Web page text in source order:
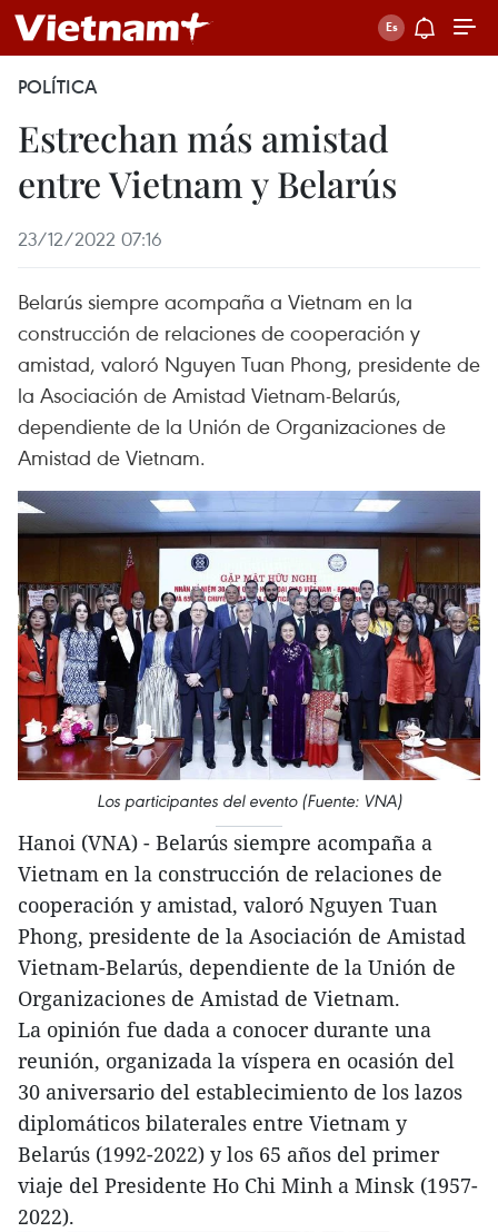
POLÍTICA
Estrechan más amistad
entre Vietnam y Belarús
23/12/2022 07:16
Belarús siempre acompaña a Vietnam en la
construcción de relaciones de cooperación y
amistad, valoró Nguyen Tuan Phong, presidente de
la Asociación de Amistad Vietnam-Belarús,
dependiente de la Unión de Organizaciones de
Amistad de Vietnam.
Los participantes del evento (Fuente: VNA)
Hanoi (VNA) - Belarús siempre acompaña a
Vietnam en la construcción de relaciones de
cooperación y amistad, valoró Nguyen Tuan
Phong, presidente de la Asociación de Amistad
Vietnam-Belarús, dependiente de la Unión de
Organizaciones de Amistad de Vietnam.
La opinión fue dada a conocer durante una
reunión, organizada la víspera en ocasión del
30 aniversario del establecimiento de los lazos
diplomáticos bilaterales entre Vietnam y
Belarús (1992-2022) y los 65 años del primer
viaje del Presidente Ho Chi Minh a Minsk (1957-
2022).